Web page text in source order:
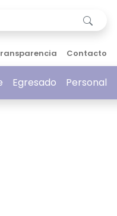
Contacto
Egresado Personal